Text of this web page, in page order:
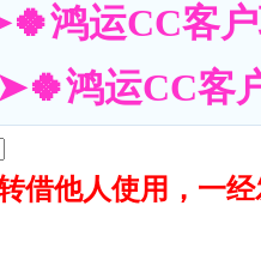
鸿运CC客
➤🍀鸿运CC客
借他人使用，一